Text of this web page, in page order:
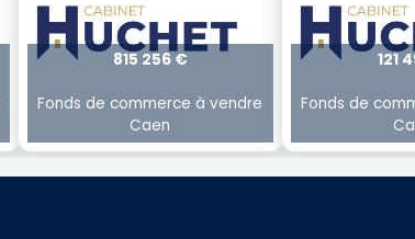
815 256 €
Fonds de commerce à vendre
Caen
121
Fonds de